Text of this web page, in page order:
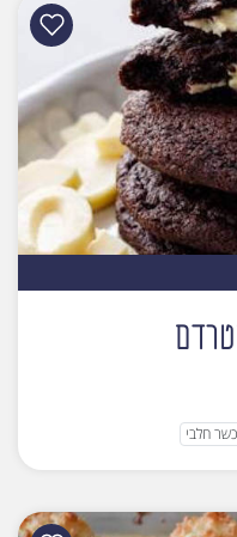
כשר חלבי